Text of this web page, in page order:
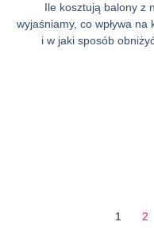
Ile kosztują balony z
wyjaśniamy, co wpływa
i w jaki sposób
1 2